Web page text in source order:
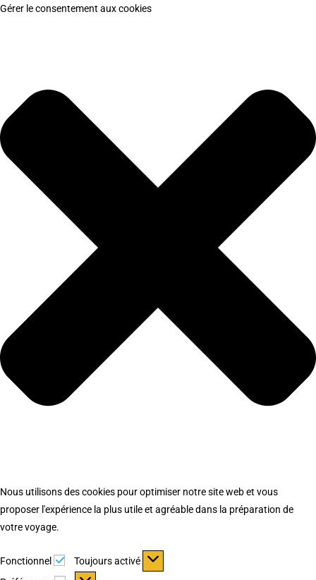
Gérer le consentement aux cookies
Nous utilisons des cookies pour optimiser notre site web et vous
proposer l'expérience la plus utile et agréable dans la préparation de
votre voyage.
Fonctionnel Fonctionnel
Toujours activé